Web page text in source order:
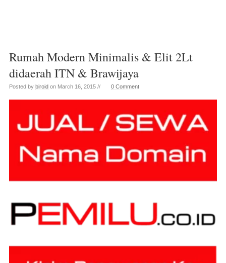
Rumah Modern Minimalis & Elit 2Lt
didaerah ITN & Brawijaya
Posted by biroidon March 16, 2015 // 0 Comment